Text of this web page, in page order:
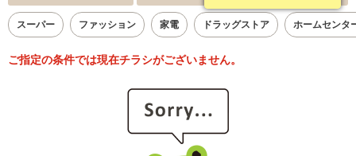
スーパー ファッション 家電 ドラッグストア ホームセンタ
ご指定の条件では現在チラシがございません。